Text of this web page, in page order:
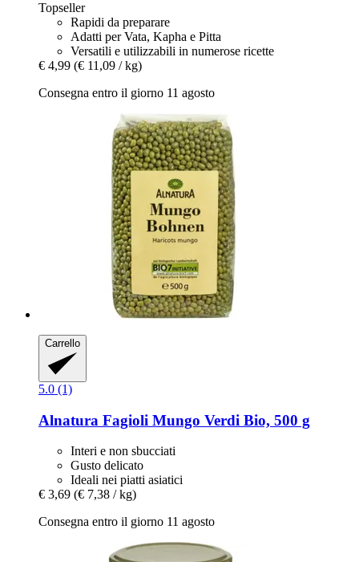
Topseller
Rapidi da preparare
Adatti per Vata, Kapha e Pitta
Versatili e utilizzabili in numerose ricette
€ 4,99 (€ 11,09 / kg)
Consegna entro il giorno 11 agosto
Carrello
5.0 (1)
Alnatura Fagioli Mungo Verdi Bio, 500 g
Interi e non sbucciati
Gusto delicato
Ideali nei piatti asiatici
€ 3,69 (€ 7,38 / kg)
Consegna entro il giorno 11 agosto